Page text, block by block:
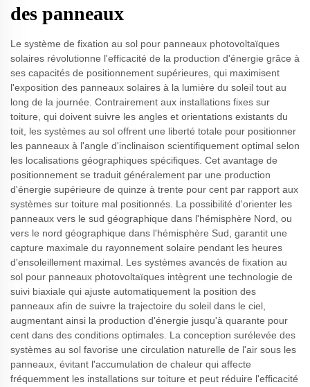
des panneaux
Le système de fixation au sol pour panneaux photovoltaïques
solaires révolutionne l'efficacité de la production d'énergie grâce à
ses capacités de positionnement supérieures, qui maximisent
l'exposition des panneaux solaires à la lumière du soleil tout au
long de la journée. Contrairement aux installations fixes sur
toiture, qui doivent suivre les angles et orientations existants du
toit, les systèmes au sol offrent une liberté totale pour positionner
les panneaux à l'angle d'inclinaison scientifiquement optimal selon
les localisations géographiques spécifiques. Cet avantage de
positionnement se traduit généralement par une production
d'énergie supérieure de quinze à trente pour cent par rapport aux
systèmes sur toiture mal positionnés. La possibilité d'orienter les
panneaux vers le sud géographique dans l'hémisphère Nord, ou
vers le nord géographique dans l'hémisphère Sud, garantit une
capture maximale du rayonnement solaire pendant les heures
d'ensoleillement maximal. Les systèmes avancés de fixation au
sol pour panneaux photovoltaïques intègrent une technologie de
suivi biaxiale qui ajuste automatiquement la position des
panneaux afin de suivre la trajectoire du soleil dans le ciel,
augmentant ainsi la production d'énergie jusqu'à quarante pour
cent dans des conditions optimales. La conception surélevée des
systèmes au sol favorise une circulation naturelle de l'air sous les
panneaux, évitant l'accumulation de chaleur qui affecte
fréquemment les installations sur toiture et peut réduire l'efficacité